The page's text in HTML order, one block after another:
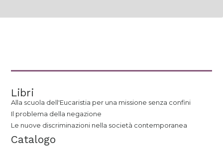
Libri
Alla scuola dell'Eucaristia per una missione senza confini
Il problema della negazione
Le nuove discriminazioni nella società contemporanea
Catalogo